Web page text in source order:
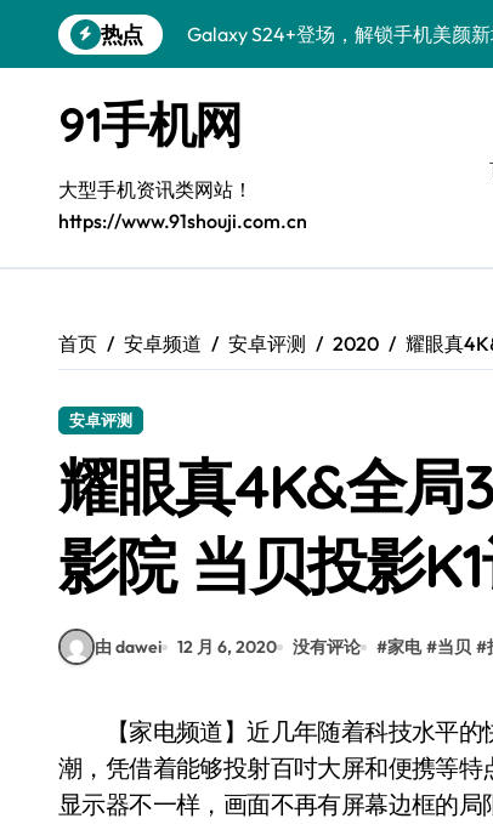
到
热点
Galaxy S24+登场，解锁手机美颜新
Galaxy A56 5G登场，时尚旗舰新体
三星Galaxy S26美颜秘籍，一键打
S25美化秘籍：个性定制，炫酷随行
Galaxy C55 5G焕新秘籍：潮流定
Galaxy Z Flip6：折叠时尚，一瞬惊
S25 Ultra颜值炸裂！定制主题潮翻
91手机网
大型手机资讯类网站！
https://www.91shouji.com.cn
首页 安卓频道 安卓评测 2020 耀眼真
安卓评测
耀眼真4K&全局
影院 当贝投影
由 dawei 12 月 6, 2020 没有评论 #家电 #当贝 #
【家电频道】近几年随着科技水平的快速发展，大屏概念普及，投影仪行业迎来了一波热
潮，凭借着能够投射百吋大屏和便携等
显示器不一样，画面不再有屏幕边框的